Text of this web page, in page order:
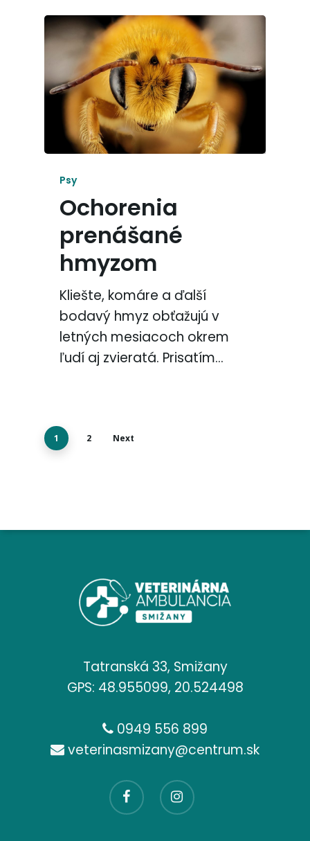
Psy
Ochorenia
prenášané
hmyzom
Kliešte, komáre a ďalší
bodavý hmyz obťažujú v
letných mesiacoch okrem
ľudí aj zvieratá. Prisatím…
1 2 Next
Tatranská 33, Smižany
GPS: 48.955099, 20.524498
0949 556 899
veterinasmizany@centrum.sk